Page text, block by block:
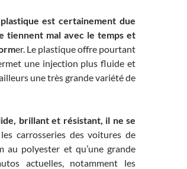
est certainement due
tiennent mal avec le temps et
er. Le plastique offre pourtant
une injection plus fluide et
une très grande variété de
brillant et résistant, il ne se
carrosseries des voitures de
au polyester et qu’une grande
actuelles, notamment les